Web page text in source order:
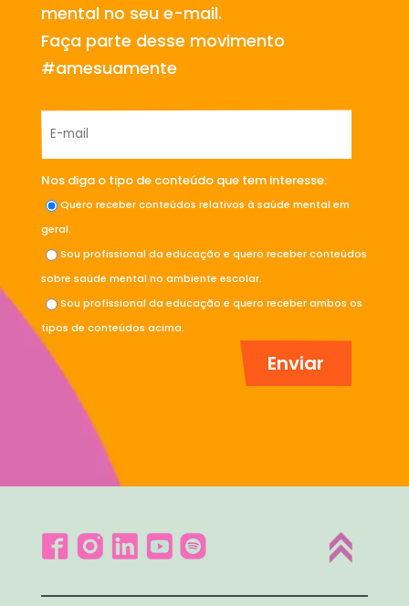
mental no seu e-mail.
Faça parte desse movimento
#amesuamente
Nos diga o tipo de conteúdo que tem interesse:
Quero receber conteúdos relativos à saúde mental em
geral.
Sou profissional da educação e quero receber conteúdos
sobre saúde mental no ambiente escolar.
Sou profissional da educação e quero receber ambos os
tipos de conteúdos acima.